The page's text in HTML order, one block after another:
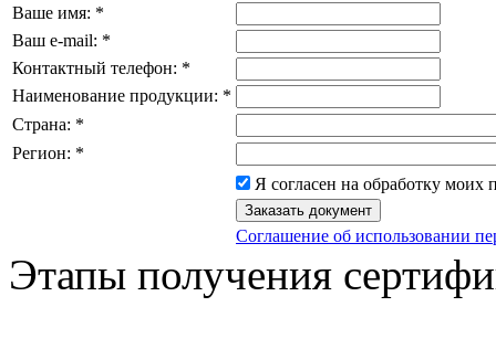
Ваше имя: *
Ваш e-mail: *
Контактный телефон: *
Наименование продукции: *
Страна: *
Регион: *
Я согласен на обработку моих
Соглашение об использовании
Этапы получения